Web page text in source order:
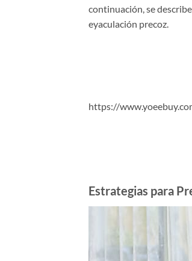
continuación, se
eyaculación precoz.
https://
Estrategias para